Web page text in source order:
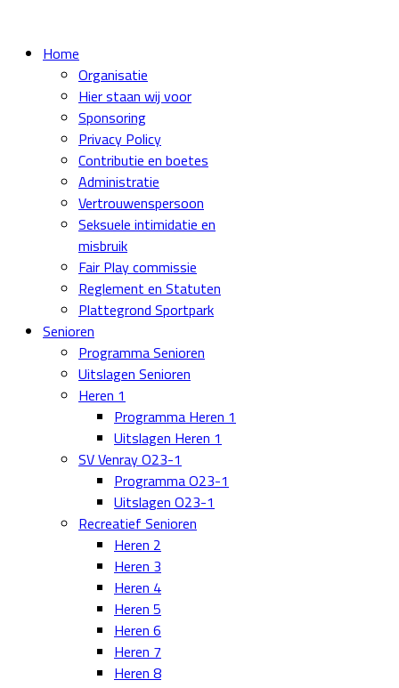
Home
Organisatie
Hier staan wij voor
Sponsoring
Privacy Policy
Contributie en boetes
Administratie
Vertrouwenspersoon
Seksuele intimidatie en
misbruik
Fair Play commissie
Reglement en Statuten
Plattegrond Sportpark
Senioren
Programma Senioren
Uitslagen Senioren
Heren 1
Programma Heren 1
Uitslagen Heren 1
SV Venray O23-1
Programma O23-1
Uitslagen O23-1
Recreatief Senioren
Heren 2
Heren 3
Heren 4
Heren 5
Heren 6
Heren 7
Heren 8